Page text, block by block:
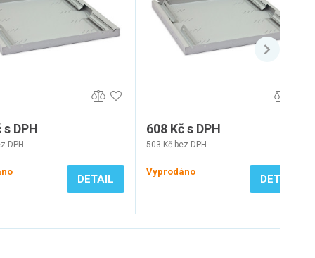
s DPH
DPH
DETAIL
608 Kč s DPH
503 Kč bez DPH
Vyprodáno
DETAIL